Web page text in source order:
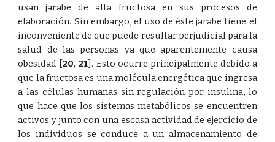
usan jarabe de alta fructosa en sus procesos de
elaboración. Sin embargo, el uso de éste jarabe tiene el
inconveniente de que puede resultar perjudicial para la
salud de las personas ya que aparentemente causa
obesidad [20, 21] . Esto ocurre principalmente debido a
que la fructosa es una molécula energética que ingresa
a las células humanas sin regulación por insulina, lo
que hace que los sistemas metabólicos se encuentren
activos y junto con una escasa actividad de ejercicio de
los individuos se conduce a un almacenamiento de